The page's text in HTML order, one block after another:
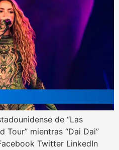
de “Las
Tour” mientras “Dai Dai”
Twitter LinkedIn